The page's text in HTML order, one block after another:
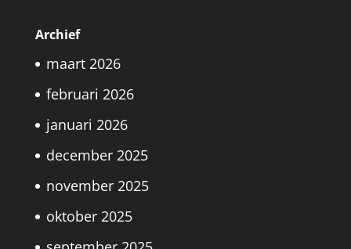
Archief
maart 2026
februari 2026
januari 2026
december 2025
november 2025
oktober 2025